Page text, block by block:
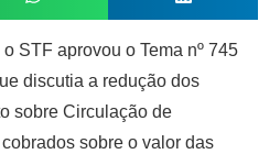
STF aprovou o Tema nº 745
discutia a redução dos
sobre Circulação de
sobre o valor das